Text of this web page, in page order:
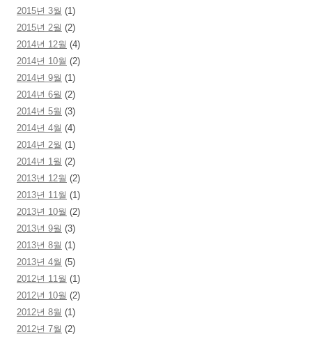
2015년 3월 (1)
2015년 2월 (2)
2014년 12월 (4)
2014년 10월 (2)
2014년 9월 (1)
2014년 6월 (2)
2014년 5월 (3)
2014년 4월 (4)
2014년 2월 (1)
2014년 1월 (2)
2013년 12월 (2)
2013년 11월 (1)
2013년 10월 (2)
2013년 9월 (3)
2013년 8월 (1)
2013년 4월 (5)
2012년 11월 (1)
2012년 10월 (2)
2012년 8월 (1)
2012년 7월 (2)